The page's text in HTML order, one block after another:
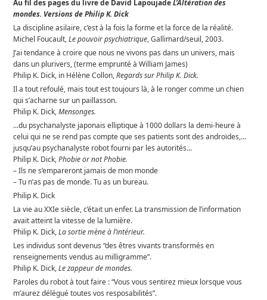
Au fil des pages du livre de David LapoujadeL’Altération des
mondes. Versions de Philip K. Dick
La discipline asilaire, c’est à la fois la forme et la force de la réalité.
Michel Foucault,Le pouvoir psychiatrique, Gallimard/seuil, 2003.
J’ai tendance à croire que nous ne vivons pas dans un univers, mais
dans un plurivers, (terme emprunté à William James)
Philip K. Dick, in Hélène Collon,Regards sur Philip K. Dick.
Il a tout refoulé, mais tout est toujours là, à le ronger comme un chien
qui s’acharne sur un paillasson.
Philip K. Dick,Mensonges.
...du psychanalyste japonais elliptique à 1000 dollars la demi-heure à
celui qui ne se rend pas compte que ses patients sont des androïdes,...
jusqu’au psychanalyste robot fourni par les autorités...
Philip K. Dick,Phobie or not Phobie.
– Ils ne s’empareront jamais de mon monde
– Tu n’as pas de monde. Tu as un bureau.
Philip K. Dick
La vie au XXIe siècle, c’était un enfer. La transmission de l’information
avait atteint la vitesse de la lumière.
Philip K. Dick,La sortie mène à l’intérieur.
Les individus sont devenus “des êtres vivants transformés en
renseignements vendus au milligramme”.
Philip K. Dick,Le zappeur de mondes.
Paroles du robot à tout faire : “Vous vous sentirez mieux lorsque vous
m’aurez délégué toutes vos resposabilités”.